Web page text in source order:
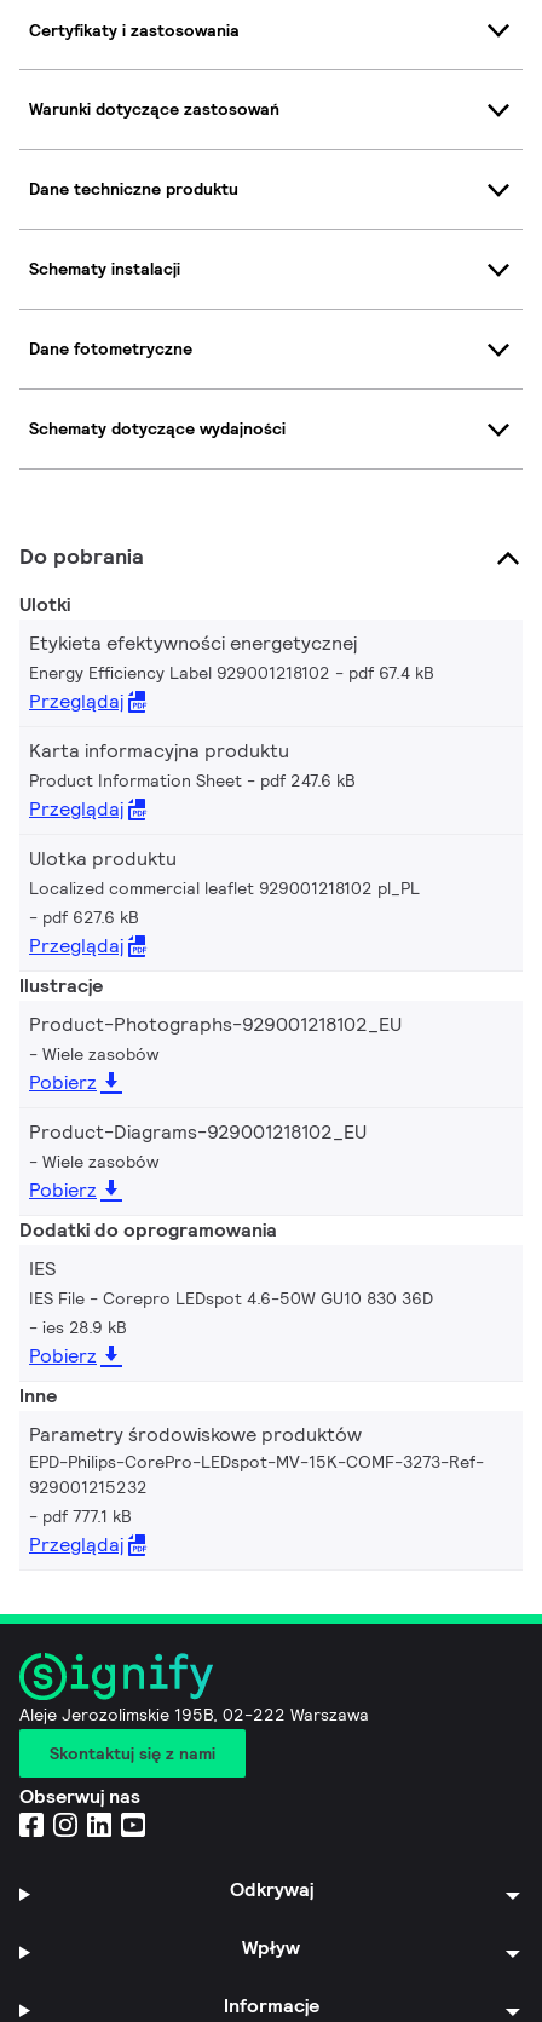
Certyfikaty i zastosowania
Warunki dotyczące zastosowań
Dane techniczne produktu
Schematy instalacji
Dane fotometryczne
Schematy dotyczące wydajności
Do pobrania
Ulotki
Etykieta efektywności energetycznej
Energy Efficiency Label 929001218102 pdf 67.4 kB
Przeglądaj
Karta informacyjna produktu
Product Information Sheet pdf 247.6 kB
Przeglądaj
Ulotka produktu
Localized commercial leaflet 929001218102 pl_PL
pdf 627.6 kB
Przeglądaj
Ilustracje
Product-Photographs-929001218102_EU
Wiele zasobów
Pobierz
Product-Diagrams-929001218102_EU
Wiele zasobów
Pobierz
Dodatki do oprogramowania
IES
IES File - Corepro LEDspot 4.6-50W GU10 830 36D
ies 28.9 kB
Pobierz
Inne
Parametry środowiskowe produktów
EPD-Philips-CorePro-LEDspot-MV-15K-COMF-3273-Ref-
929001215232
pdf 777.1 kB
Przeglądaj
Aleje Jerozolimskie 195B, 02-222 Warszawa
Skontaktuj się z nami
Obserwuj nas
Odkrywaj
Wpływ
Informacje